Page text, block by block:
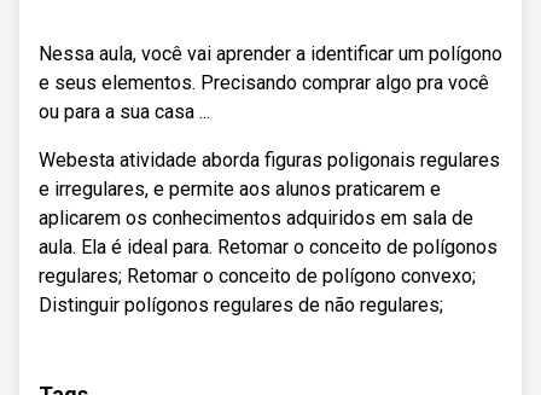
Nessa aula, você vai aprender a identificar um polígono
e seus elementos. Precisando comprar algo pra você
ou para a sua casa ...
Webesta atividade aborda figuras poligonais regulares
e irregulares, e permite aos alunos praticarem e
aplicarem os conhecimentos adquiridos em sala de
aula. Ela é ideal para. Retomar o conceito de polígonos
regulares; Retomar o conceito de polígono convexo;
Distinguir polígonos regulares de não regulares;